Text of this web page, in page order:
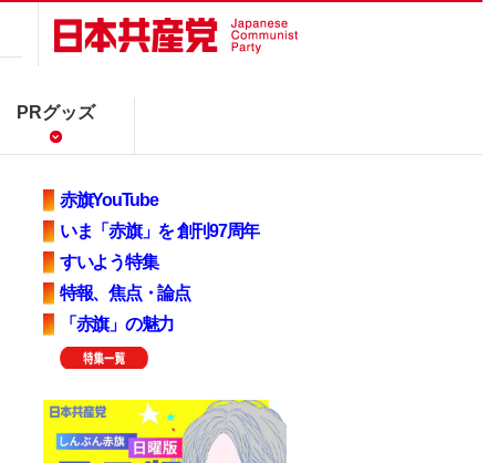
PRグッズ
赤旗YouTube
いま「赤旗」を 創刊97周年
すいよう特集
特報、焦点・論点
「赤旗」の魅力